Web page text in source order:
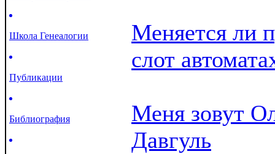
Школа Генеалогии
Публикации
Библиография
Меняется ли
слот
Меня зовут
Давгуль